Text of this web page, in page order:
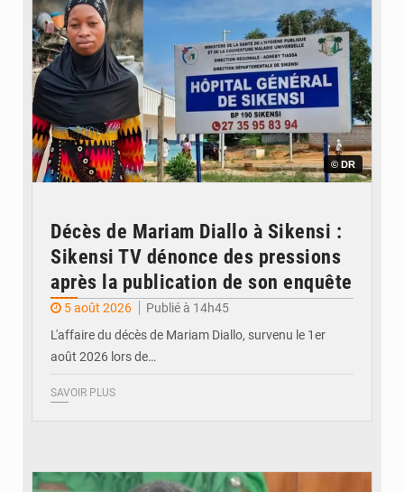
© DR
Décès de Mariam Diallo à Sikensi :
Sikensi TV dénonce des pressions
après la publication de son enquête
5 août 2026
Publié à 14h45
L'affaire du décès de Mariam Diallo, survenu le 1er
août 2026 lors de…
SAVOIR PLUS